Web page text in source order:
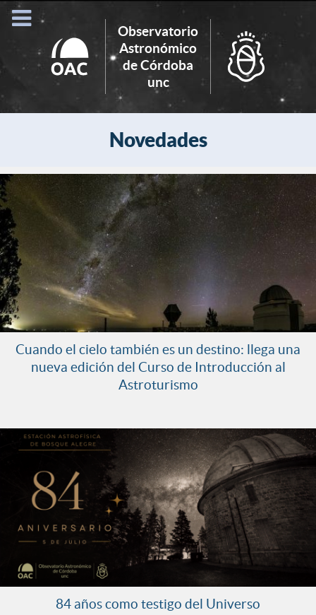
Observatorio
Astronómico
de Córdoba
unc
Search
for:
Novedades
Cuando el cielo también es un destino: llega una
nueva edición del Curso de Introducción al
Astroturismo
84 años como testigo del Universo